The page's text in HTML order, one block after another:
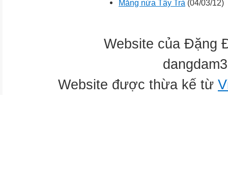
Măng nứa Tây Trà (04/03/12)
Website của Đặng
Website được thừa kế từ